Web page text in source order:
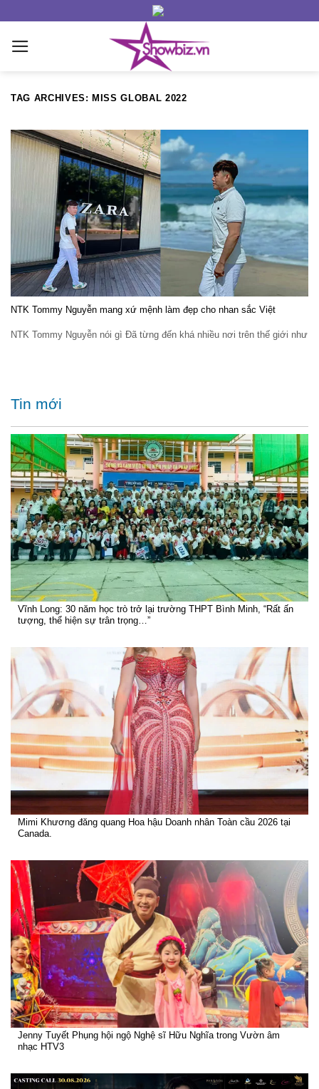
content
TAG ARCHIVES: MISS GLOBAL 2022
NTK Tommy Nguyễn mang xứ mệnh làm đẹp cho nhan sắc Việt
NTK Tommy Nguyễn nói gì Đã từng đến khá nhiều nơi trên thế giới như
Tin mới
Vĩnh Long: 30 năm học trò trở lại trường THPT Bình Minh, “Rất ấn
tượng, thể hiện sự trân trọng…”
Mimi Khương đăng quang Hoa hậu Doanh nhân Toàn cầu 2026 tại
Canada.
Jenny Tuyết Phụng hội ngộ Nghệ sĩ Hữu Nghĩa trong Vườn âm
nhạc HTV3